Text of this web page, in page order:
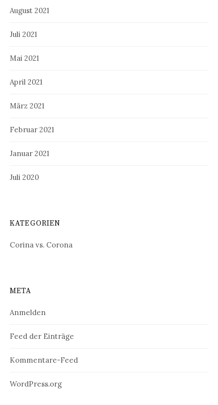
August 2021
Juli 2021
Mai 2021
April 2021
März 2021
Februar 2021
Januar 2021
Juli 2020
KATEGORIEN
Corina vs. Corona
META
Anmelden
Feed der Einträge
Kommentare-Feed
WordPress.org